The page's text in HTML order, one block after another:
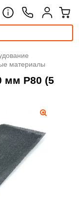
материалы
мм P80 (5